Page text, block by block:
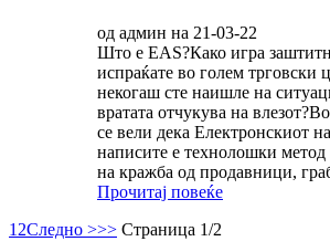
од админ на 21-03-22
Што е EAS?Како игра
испраќате во голем трговски
некогаш сте наишле на
вратата отчукува на
се вели дека Електронскиот
написите е технолошки метод
на кражба од продавници,
Прочитај повеќе
1 2Следно >>> Страница 1/2